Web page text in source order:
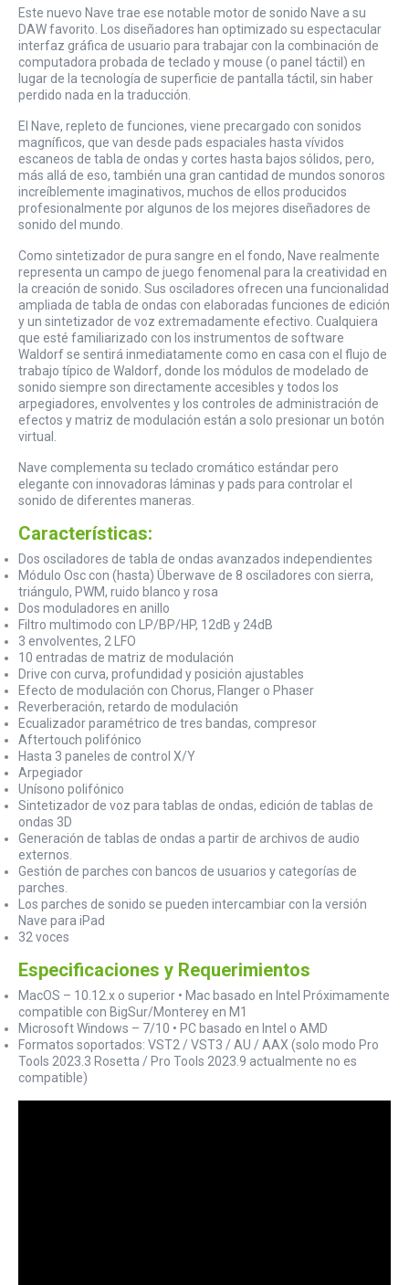
Este nuevo Nave trae ese notable motor de sonido Nave a su
DAW favorito. Los diseñadores han optimizado su espectacular
interfaz gráfica de usuario para trabajar con la combinación de
computadora probada de teclado y mouse (o panel táctil) en
lugar de la tecnología de superficie de pantalla táctil, sin haber
perdido nada en la traducción.
El Nave, repleto de funciones, viene precargado con sonidos
magníficos, que van desde pads espaciales hasta vívidos
escaneos de tabla de ondas y cortes hasta bajos sólidos, pero,
más allá de eso, también una gran cantidad de mundos sonoros
increíblemente imaginativos, muchos de ellos producidos
profesionalmente por algunos de los mejores diseñadores de
sonido del mundo.
Como sintetizador de pura sangre en el fondo, Nave realmente
representa un campo de juego fenomenal para la creatividad en
la creación de sonido. Sus osciladores ofrecen una funcionalidad
ampliada de tabla de ondas con elaboradas funciones de edición
y un sintetizador de voz extremadamente efectivo. Cualquiera
que esté familiarizado con los instrumentos de software
Waldorf se sentirá inmediatamente como en casa con el flujo de
trabajo típico de Waldorf, donde los módulos de modelado de
sonido siempre son directamente accesibles y todos los
arpegiadores, envolventes y los controles de administración de
efectos y matriz de modulación están a solo presionar un botón
virtual.
Nave complementa su teclado cromático estándar pero
elegante con innovadoras láminas y pads para controlar el
sonido de diferentes maneras.
Características:
Dos osciladores de tabla de ondas avanzados independientes
Módulo Osc con (hasta) Überwave de 8 osciladores con sierra,
triángulo, PWM, ruido blanco y rosa
Dos moduladores en anillo
Filtro multimodo con LP/BP/HP, 12dB y 24dB
3 envolventes, 2 LFO
10 entradas de matriz de modulación
Drive con curva, profundidad y posición ajustables
Efecto de modulación con Chorus, Flanger o Phaser
Reverberación, retardo de modulación
Ecualizador paramétrico de tres bandas, compresor
Aftertouch polifónico
Hasta 3 paneles de control X/Y
Arpegiador
Unísono polifónico
Sintetizador de voz para tablas de ondas, edición de tablas de
ondas 3D
Generación de tablas de ondas a partir de archivos de audio
externos.
Gestión de parches con bancos de usuarios y categorías de
parches.
Los parches de sonido se pueden intercambiar con la versión
Nave para iPad
32 voces
Especificaciones y Requerimientos
MacOS – 10.12.x o superior • Mac basado en Intel Próximamente
compatible con BigSur/Monterey en M1
Microsoft Windows – 7/10 • PC basado en Intel o AMD
Formatos soportados: VST2 / VST3 / AU / AAX (solo modo Pro
Tools 2023.3 Rosetta / Pro Tools 2023.9 ​​actualmente no es
compatible)